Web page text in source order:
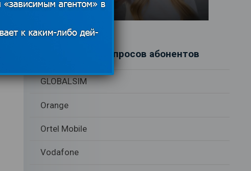
17.06.2026
Рубрики вопросов абонентов
GLOBALSIM
Orange
Ortel Mobile
Vodafone